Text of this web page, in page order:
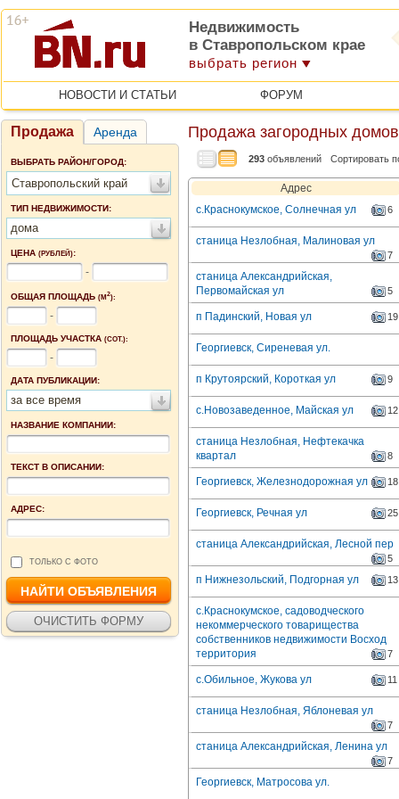
Недвижимость
в Ставропольском крае
выбрать регион
НОВОСТИ И СТАТЬИ ФОРУМ
Продажа Аренда
ВЫБРАТЬ РАЙОН/ГОРОД:
Ставропольский край
ТИП НЕДВИЖИМОСТИ:
дома
ЦЕНА (РУБЛЕЙ):
-
ОБЩАЯ ПЛОЩАДЬ (М2):
-
ПЛОЩАДЬ УЧАСТКА (СОТ.):
-
ДАТА ПУБЛИКАЦИИ:
за все время
НАЗВАНИЕ КОМПАНИИ:
ТЕКСТ В ОПИСАНИИ:
АДРЕС:
ТОЛЬКО С ФОТО
Продажа загородных
293 объявлений Сортировать
Адрес
с.Краснокумское, Солнечная ул
6
станица Незлобная, Малиновая ул
7
станица Александрийская,
Первомайская ул
5
п Падинский, Новая ул 19
Георгиевск, Сиреневая ул.
п Крутоярский, Короткая ул 9
с.Новозаведенное, Майская ул 12
станица Незлобная, Нефтекачка
квартал
8
Георгиевск, Железнодорожная ул 18
Георгиевск, Речная ул 25
станица Александрийская, Лесной пер
5
п Нижнезольский, Подгорная ул 13
с.Краснокумское, садоводческого
некоммерческого товарищества
собственников недвижимости Восход
территория
7
с.Обильное, Жукова ул 11
станица Незлобная, Яблоневая ул
7
станица Александрийская, Ленина ул
7
Георгиевск, Матросова ул.